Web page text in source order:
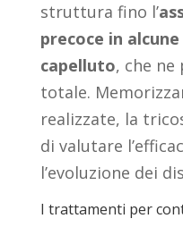
struttura fino l’
precoce in
capelluto, che ne
totale.
realizzate, la
di valutare
l’evoluzione dei
I trattamenti per